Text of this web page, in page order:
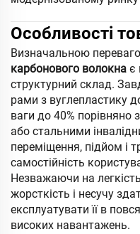
Особливості
Визначальною
карбонового волокна є
структурний склад.
рами з вуглепластику
ваги до 40% порівняно
або стальними
переміщення, підйом і
самостійність
Незважаючи на
жорсткість і несучу
експлуатувати її в
високих навантажень.